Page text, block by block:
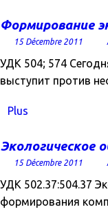
Формирование
15 Décembre 2011
УДК 504; 574
выступит против
Plus
Экологическое
15 Décembre 2011
УДК 502.37:504.37
формирования